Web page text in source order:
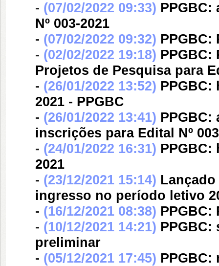
- (07/02/2022 09:33) PPGBC:
Nº 003-2021
- (07/02/2022 09:32) PPGBC:
- (02/02/2022 19:18) PPGBC:
Projetos de Pesquisa para
- (26/01/2022 13:52) PPGBC:
2021 - PPGBC
- (26/01/2022 13:41)
inscrições para Edital Nº
- (24/01/2022 16:31) PPGBC:
2021
- (23/12/2021 15:14)
ingresso no período letivo
- (16/12/2021 08:38) PPGBC:
- (10/12/2021 14:21)
preliminar
- (05/12/2021 17:45)